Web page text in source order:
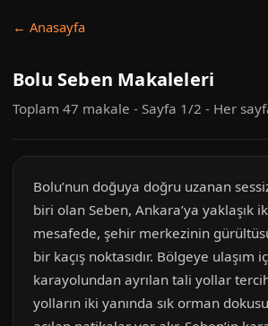
← Anasayfa
Bolu Seben Makaleleri
Toplam 47 makale - Sayfa 1/2 - Her
Bolu’nun doğuya doğru uzanan
biri olan Seben, Ankara’ya yaklaşık
mesafede, şehir merkezinin
bir kaçış noktasıdır. Bölgeye ulaşım
karayolundan ayrılan tali yollar
yolların iki yanında sık orman